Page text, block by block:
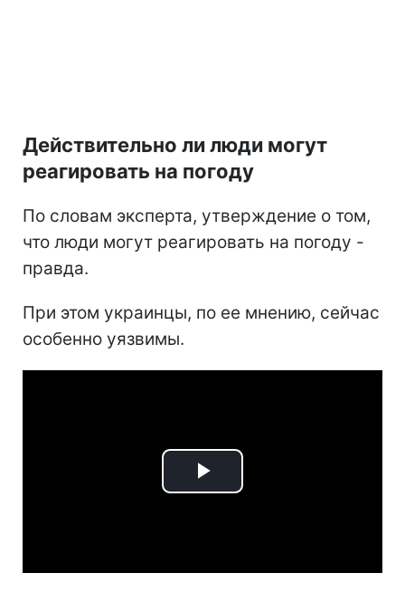
Действительно ли люди могут
реагировать на погоду
По словам эксперта, утверждение о том,
что люди могут реагировать на погоду -
правда.
При этом украинцы, по ее мнению, сейчас
особенно уязвимы.
Play